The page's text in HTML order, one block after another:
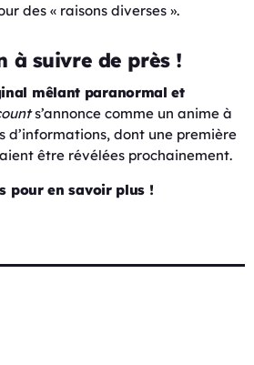
des « raisons diverses ».
à suivre de près !
mêlant paranormal et
s’annonce comme un anime à
d’informations, dont une première
être révélées prochainement.
pour en savoir plus !